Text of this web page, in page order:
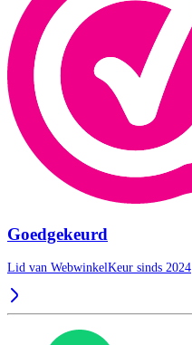
Goedgekeurd
Lid van WebwinkelKeur sinds 2024